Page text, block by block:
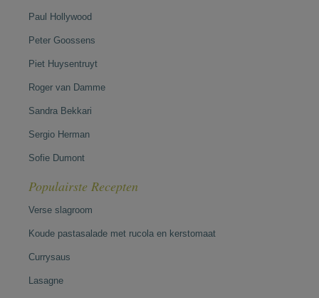
Paul Hollywood
Peter Goossens
Piet Huysentruyt
Roger van Damme
Sandra Bekkari
Sergio Herman
Sofie Dumont
Populairste Recepten
Verse slagroom
Koude pastasalade met rucola en kerstomaat
Currysaus
Lasagne